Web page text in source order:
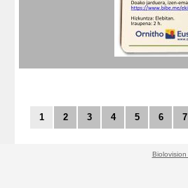
1 2 3 4 5 6 7
Biolovision